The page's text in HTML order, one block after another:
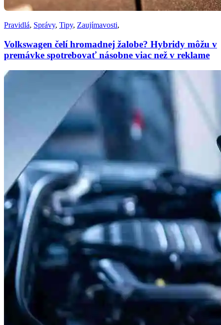
Pravidlá, Správy, Tipy, Zaujímavosti,
Volkswagen čelí hromadnej žalobe? Hybridy môžu v
premávke spotrebovať násobne viac než v reklame